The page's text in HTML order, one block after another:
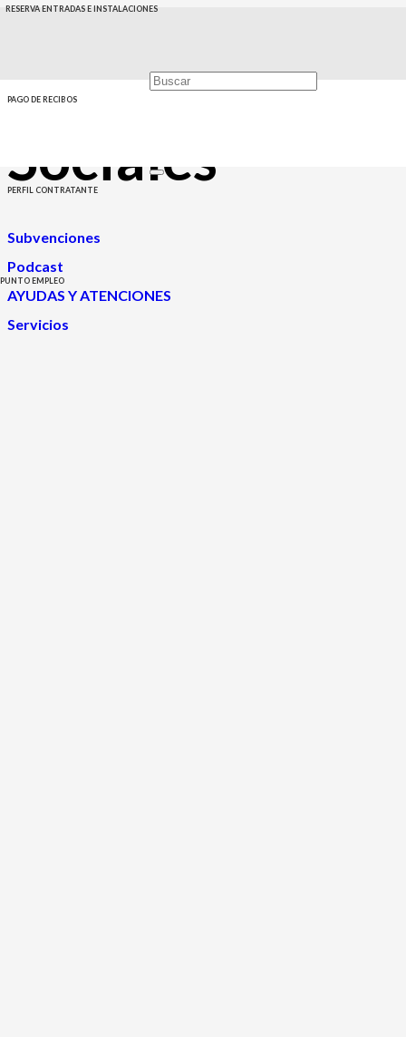
RESERVA ENTRADAS E INSTALACIONES
PAGO DE RECIBOS
PERFIL CONTRATANTE
PUNTO EMPLEO
Servicios
Sociales
Subvenciones
Podcast
AYUDAS Y ATENCIONES
Servicios